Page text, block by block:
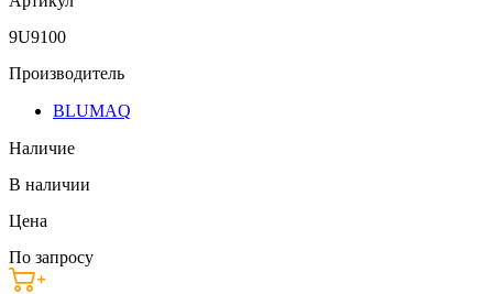
9U9100
Производитель
BLUMAQ
Наличие
В наличии
Цена
По запросу